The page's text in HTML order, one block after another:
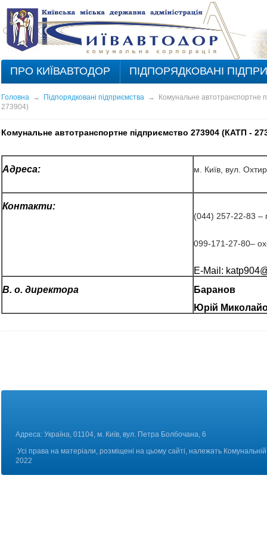
ПРО КИЇВАВТОДОР ПІДПОРЯДКОВАНІ
Головна→ Підпорядковані підприємства→
Комунальне автотранспортне
273904)
Комунальне автотранспортне підприємство 273904 (КАТП -
Адреса: м. Київ, вул.
Контакти:
(044) 257-22-83
099-171-27-80–
E-Mail:
В. о. директора
Баранов
Юрій
Адреса: Україна, 01104, м. Київ, вул. Петра
Усі права на матеріали, розміщені на цьому сайті, належать
2022